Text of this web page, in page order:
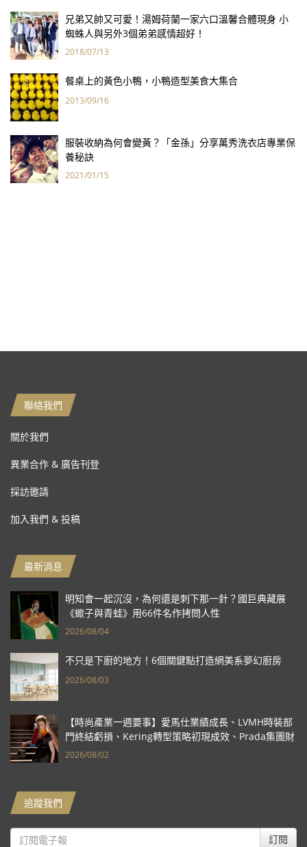
兄弟又帥又可愛！湯姆荷蘭一家六口溫馨合體現身 小
蜘蛛人與另外3個弟弟感情超好！
2018/07/13
餐桌上的黃色小鴨，小鴨造型美食大集合
2013/09/16
服裝收納為何會變黃？「金孫」分享萬秀洗衣店專業保
養秘訣
2021/01/15
聯絡我們
關於我們
異業合作 & 廣告刊登
採訪邀請
加入我們 & 投稿
最新消息
明知會一起沉沒，為何還是刺下那一針？國巨典藏展
《蠍子與青蛙》用66件名作拷問人性
2026/08/04
不只是下廚的地方！6個關鍵點打造網美系夢幻廚房
2026/08/03
【時尚產業一週要事】愛馬仕業績成長、LVMH時裝部
門終結虧損、Kering轉型策略初現成效、Prada集團財
報亮眼
2026/08/02
追蹤我們
訂閱